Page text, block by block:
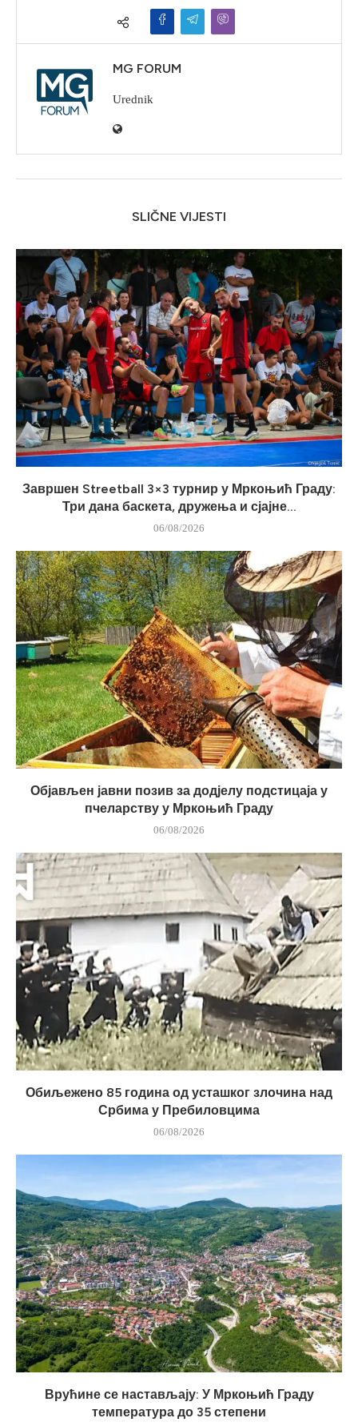
MG FORUM
Urednik
SLIČNE VIJESTI
Завршен Streetball 3×3 турнир у Мркоњић Граду:
Три дана баскета, дружења и сјајне...
06/08/2026
Објављен јавни позив за додјелу подстицаја у
пчеларству у Мркоњић Граду
06/08/2026
Обиљежено 85 година од усташког злочина над
Србима у Пребиловцима
06/08/2026
Врућине се настављају: У Мркоњић Граду
температура до 35 степени